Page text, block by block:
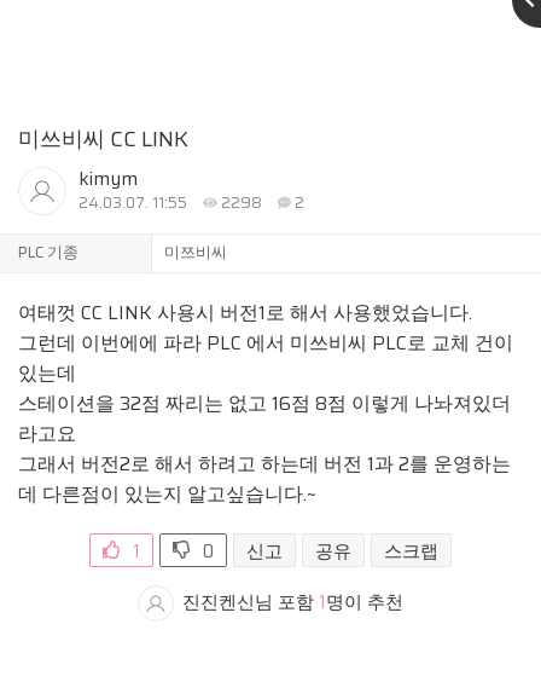
미쓰비씨 CC LINK
kimym
24.03.07. 11:55 2298 2
PLC 기종 미쯔비씨
여태껏 CC LINK 사용시 버전1로 해서 사용했었습니다.
그런데 이번에에 파라 PLC 에서 미쓰비씨 PLC로 교체 건이
있는데
스테이션을 32점 짜리는 없고 16점 8점 이렇게 나놔져있더
라고요
그래서 버전2로 해서 하려고 하는데 버전 1과 2를 운영하는
데 다른점이 있는지 알고싶습니다.~
1 0 신고 공유
스크랩
진진켄신님 포함 1명이 추천